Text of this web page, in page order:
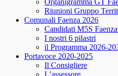
Organigramma GT
Riunioni Gruppo
Comunali Faenza 2026
Candidati M5S
I nostri 6 pilastri
il Programma 2026-
Portavoce 2020-2025
Il Consigliere
L’assessore